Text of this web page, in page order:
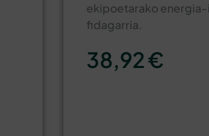
ekipoetarako
fidagarria.
38,92€